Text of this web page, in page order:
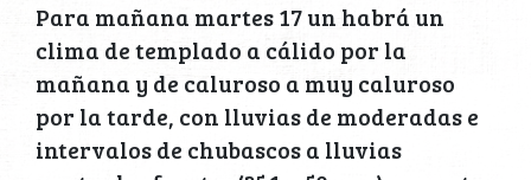
Para mañana martes 17 un habrá un
clima de templado a cálido por la
mañana y de caluroso a muy caluroso
por la tarde, con lluvias de moderadas e
intervalos de chubascos a lluvias